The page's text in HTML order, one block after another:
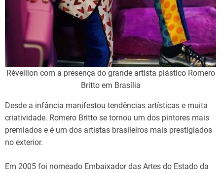
Réveillon com a presença do grande artista plástico Romero
Britto em Brasília
Desde a infância manifestou tendências artísticas e muita
criatividade. Romero Britto se tornou um dos pintores mais
premiados e é um dos artistas brasileiros mais prestigiados
no exterior.
Em 2005 foi nomeado Embaixador das Artes do Estado da